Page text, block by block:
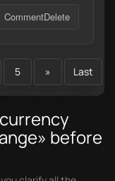
CommentDelete
5 » Last
before